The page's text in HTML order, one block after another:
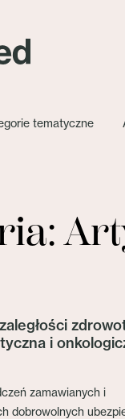
tematyczne
i
zamawianych i
dobrowolnych